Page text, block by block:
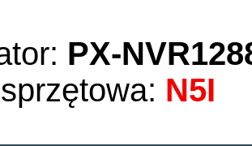
PX-
N5I